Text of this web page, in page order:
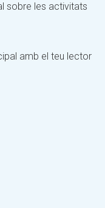
sobre les activitats
amb el teu lector